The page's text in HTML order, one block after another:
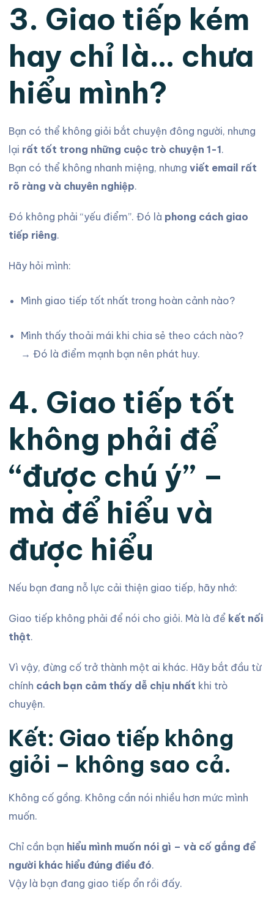
3. Giao tiếp kém
hay chỉ là… chưa
hiểu mình?
Bạn có thể không giỏi bắt chuyện đông người, nhưng
lại rất tốt trong những cuộc trò chuyện 1-1.
Bạn có thể không nhanh miệng, nhưng viết email rất
rõ ràng và chuyên nghiệp.
Đó không phải “yếu điểm”. Đó là phong cách giao
tiếp riêng.
Hãy hỏi mình:
Mình giao tiếp tốt nhất trong hoàn cảnh nào?
Mình thấy thoải mái khi chia sẻ theo cách nào?
→ Đó là điểm mạnh bạn nên phát huy.
4. Giao tiếp tốt
không phải để
“được chú ý” –
mà để hiểu và
được hiểu
Nếu bạn đang nỗ lực cải thiện giao tiếp, hãy nhớ:
Giao tiếp không phải để nói cho giỏi. Mà là để kết nối
thật.
Vì vậy, đừng cố trở thành một ai khác. Hãy bắt đầu từ
chính cách bạn cảm thấy dễ chịu nhất khi trò
chuyện.
Kết: Giao tiếp không
giỏi – không sao cả.
Không cố gồng. Không cần nói nhiều hơn mức mình
muốn.
Chỉ cần bạn hiểu mình muốn nói gì – và cố gắng để
người khác hiểu đúng điều đó.
Vậy là bạn đang giao tiếp ổn rồi đấy.